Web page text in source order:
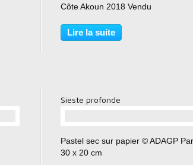
Côte Akoun 2018 Vendu
Lire la suite
Sieste profonde
Pastel sec sur papier © ADAGP
30 x 20 cm